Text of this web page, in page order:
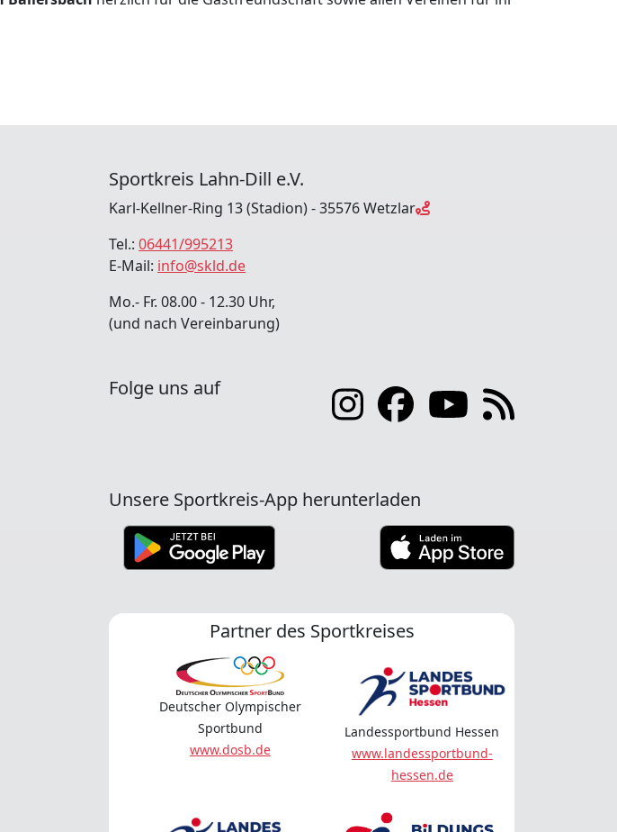
Sportkreis Lahn-Dill e.V.
Karl-Kellner-Ring 13 (Stadion) - 35576 Wetzlar
Tel.: 06441/995213
E-Mail: info@skld.de
Mo.- Fr. 08.00 - 12.30 Uhr,
(und nach Vereinbarung)
Folge uns auf
Unsere Sportkreis-App herunterladen
Partner des Sportkreises
Deutscher Olympischer
Sportbund
www.dosb.de
Landessportbund Hessen
www.landessportbund-
hessen.de